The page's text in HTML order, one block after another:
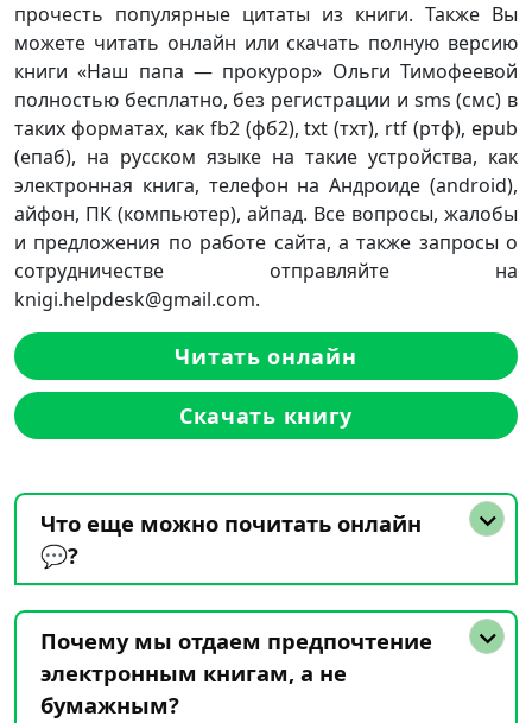
прочесть популярные цитаты из книги. Также Вы
можете читать онлайн или скачать полную версию
книги «Наш папа — прокурор» Ольги Тимофеевой
полностью бесплатно, без регистрации и sms (смс) в
таких форматах, как fb2 (фб2), txt (тхт), rtf (ртф), epub
(епаб), на русском языке на такие устройства, как
электронная книга, телефон на Андроиде (android),
айфон, ПК (компьютер), айпад. Все вопросы, жалобы
и предложения по работе сайта, а также запросы о
сотрудничестве отправляйте на
knigi.helpdesk@gmail.com.
Читать онлайн
Скачать книгу
Что еще можно почитать онлайн
💬?
Почему мы отдаем предпочтение
электронным книгам, а не
бумажным?